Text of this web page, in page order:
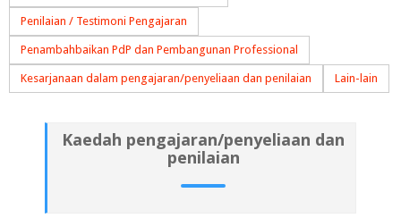
Penilaian / Testimoni Pengajaran
Penambahbaikan PdP dan Pembangunan Professional
Kesarjanaan dalam pengajaran/penyeliaan dan penilaian Lain-lain
Kaedah pengajaran/penyeliaan dan
penilaian